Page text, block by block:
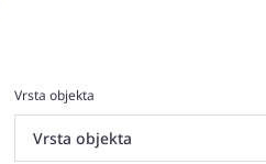
Vrsta objekta